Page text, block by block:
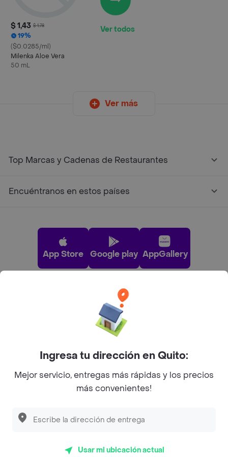
$ 1,43 $ 1,78
19%
($0.0285/ml)
Milenka Aloe Vera
50 mL
Ver todos
Ver más
Top Marcas y Cadenas de Restaurantes
Encuéntranos en estos países
App Store Google play AppGallery
Pide tu comida favorita cerca de ti
2026 Rappi Inc. All rights reserved.
Ingresa tu dirección en Quito:
Mejor servicio, entregas más rápidas y los precios
más convenientes!
Usar mi ubicación actual